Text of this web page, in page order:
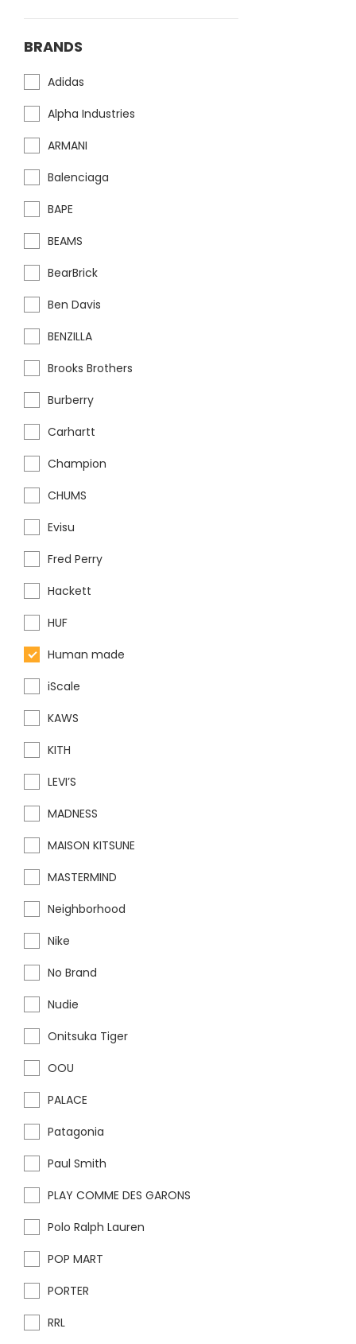
BRANDS
Adidas
Alpha Industries
ARMANI
Balenciaga
BAPE
BEAMS
BearBrick
Ben Davis
BENZILLA
Brooks Brothers
Burberry
Carhartt
Champion
CHUMS
Evisu
Fred Perry
Hackett
HUF
Human made
iScale
KAWS
KITH
LEVI’S
MADNESS
MAISON KITSUNE
MASTERMIND
Neighborhood
Nike
No Brand
Nudie
Onitsuka Tiger
OOU
PALACE
Patagonia
Paul Smith
PLAY COMME DES GARONS
Polo Ralph Lauren
POP MART
PORTER
RRL